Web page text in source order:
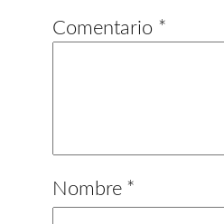
Comentario *
Nombre *